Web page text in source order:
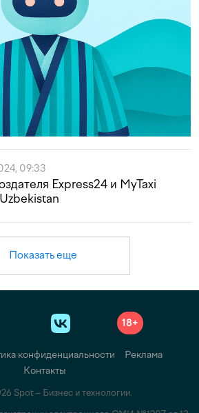
09:33
Express24 и MyTaxi
Показать еще
18+
конфиденциальности
Реклама
Контакты
Spot – Бизнес и технологии.